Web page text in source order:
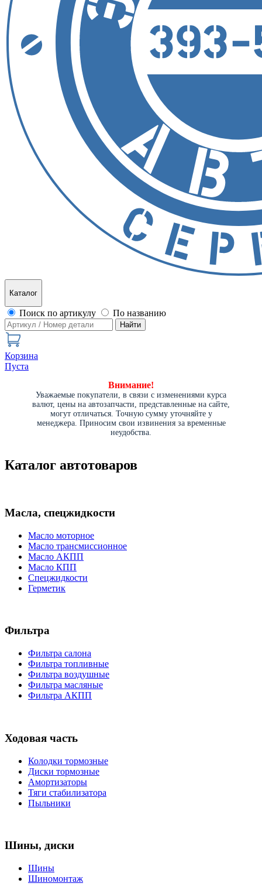
Каталог
Поиск по артикулу По названию
Найти
Корзина
Пуста
Внимание!
Уважаемые покупатели, в связи с изменениями курса
валют, цены на автозапчасти, представленные на сайте,
могут отличаться. Точную сумму уточняйте у
менеджера. Приносим свои извинения за временные
неудобства.
Каталог автотоваров
Масла, спецжидкости
Масло моторное
Масло трансмиссионное
Масло АКПП
Масло КПП
Спецжидкости
Герметик
Фильтра
Фильтра салона
Фильтра топливные
Фильтра воздушные
Фильтра масляные
Фильтра АКПП
Ходовая часть
Колодки тормозные
Диски тормозные
Амортизаторы
Тяги стабилизатора
Пыльники
Шины, диски
Шины
Шиномонтаж